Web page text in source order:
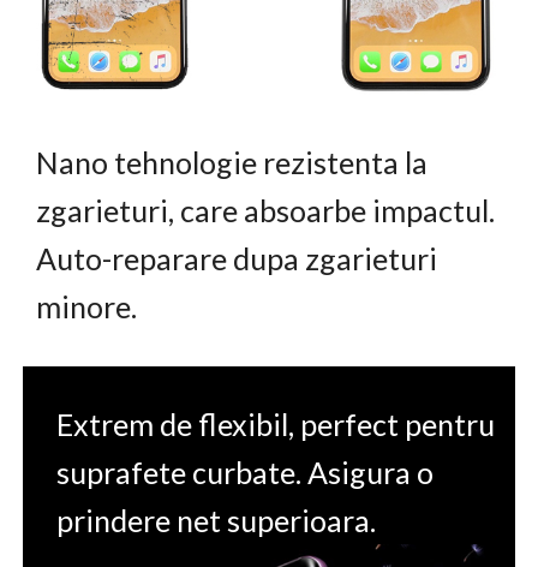
Nano tehnologie rezistenta la
zgarieturi, care absoarbe impactul.
Auto-reparare dupa zgarieturi
minore.
Extrem de flexibil, perfect pentru
suprafete curbate. Asigura o
prindere net superioara.